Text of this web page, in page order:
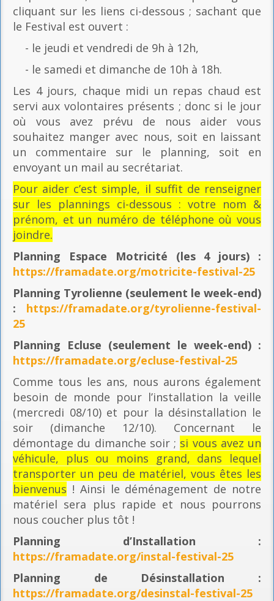
cliquant sur les liens ci-dessous ; sachant que
le Festival est ouvert :
- le jeudi et vendredi de 9h à 12h,
- le samedi et dimanche de 10h à 18h.
Les 4 jours, chaque midi un repas chaud est
servi aux volontaires présents ; donc si le jour
où vous avez prévu de nous aider vous
souhaitez manger avec nous, soit en laissant
un commentaire sur le planning, soit en
envoyant un mail au secrétariat.
Pour aider c’est simple, il suffit de renseigner
sur les plannings ci-dessous : votre nom &
prénom, et un numéro de téléphone où vous
joindre.
Planning Espace Motricité (les 4 jours) :
https://framadate.org/motricite-festival-25
Planning Tyrolienne (seulement le week-end)
: https://framadate.org/tyrolienne-festival-
25
Planning Ecluse (seulement le week-end) :
https://framadate.org/ecluse-festival-25
Comme tous les ans, nous aurons également
besoin de monde pour l’installation la veille
(mercredi 08/10) et pour la désinstallation le
soir (dimanche 12/10). Concernant le
démontage du dimanche soir ; si vous avez un
véhicule, plus ou moins grand, dans lequel
transporter un peu de matériel, vous êtes les
bienvenus ! Ainsi le déménagement de notre
matériel sera plus rapide et nous pourrons
nous coucher plus tôt !
Planning d’Installation :
https://framadate.org/instal-festival-25
Planning de Désinstallation :
https://framadate.org/desinstal-festival-25